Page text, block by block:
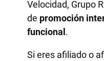
Velocidad, Grupo
de promoción
funcional .
Si eres afiliado o